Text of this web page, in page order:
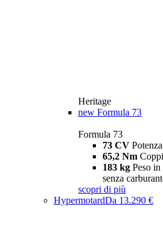
Heritage
new Formula 73
Formula 73
73 CV Potenza
65,2 Nm
183 kg Peso
senza
scopri di più
HypermotardDa 13.290 €